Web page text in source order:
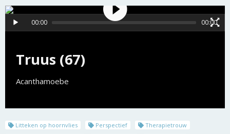
Truus (67)
Acanthamoebe
00:00 00:00
Litteken op hoornvlies Perspectief
Therapietrouw